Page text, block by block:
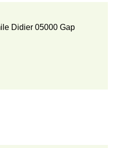
Didier 05000 Gap